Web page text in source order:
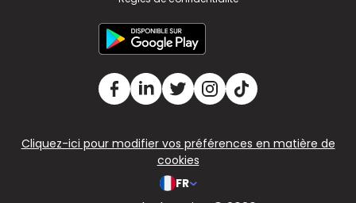
Cliquez-ici pour modifier vos préférences en matière de
cookies
FR